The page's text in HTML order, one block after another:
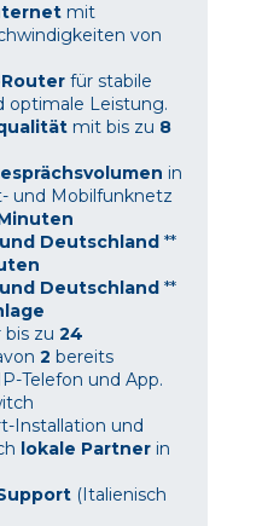
mit
von
für stabile
optimale Leistung.
mit bis zu 8
in
und Mobilfunknetz
Deutschland **
Deutschland **
zu 24
2 bereits
Telefon und App.
Installation und
lokale Partner in
(Italienisch